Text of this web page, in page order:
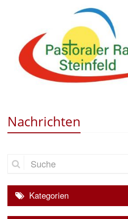
Nachrichten
Suche
Kategorien